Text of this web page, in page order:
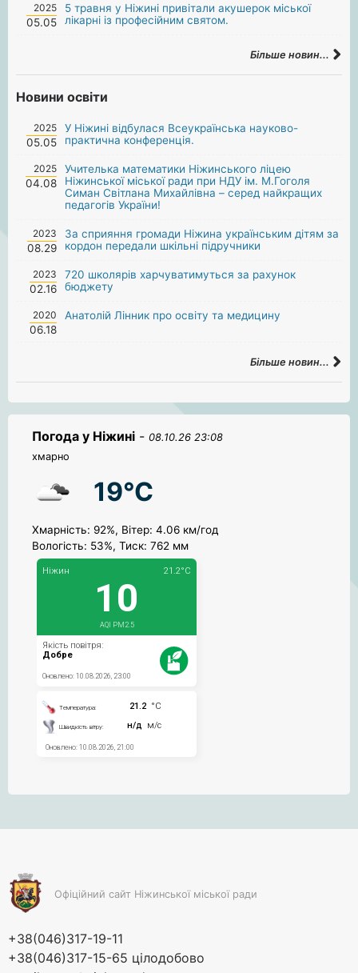
2025
05.05
5 травня у Ніжині привітали акушерок міської
лікарні із професійним святом.
Більше новин...
Новини освіти
2025
05.05
У Ніжині відбулася Всеукраїнська науково-
практична конференція.
2025
04.08
Учителька математики Ніжинського ліцею
Ніжинської міської ради при НДУ ім. М.Гоголя
Симан Світлана Михайлівна – серед найкращих
педагогів України!
2023
08.29
За сприяння громади Ніжина українським дітям за
кордон передали шкільні підручники
2023
02.16
720 школярів харчуватимуться за рахунок
бюджету
2020
06.18
Анатолій Лінник про освіту та медицину
Більше новин...
Погода у Ніжині - 08.10.26 23:08
хмарно
19°C
Хмарність: 92%, Вітер: 4.06 км/год
Вологість: 53%, Тиск: 762 мм
Офіційний сайт Ніжинської міської ради
+38(046)317-19-11
+38(046)317-15-65 цілодобово